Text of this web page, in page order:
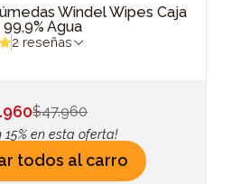
Windel Wipes Caja
Agua
2 reseñas
$47.960
15% en esta oferta!
todos al carro